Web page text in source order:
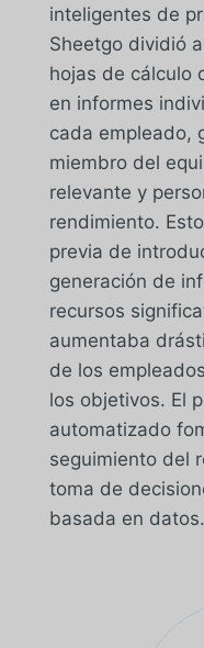
inteligentes de
Sheetgo dividió
hojas de cálculo
en informes
cada empleado,
miembro del
relevante y
rendimiento.
previa de
generación de
recursos
aumentaba
de los
los objetivos. El
automatizado
seguimiento del
toma de
basada en datos.